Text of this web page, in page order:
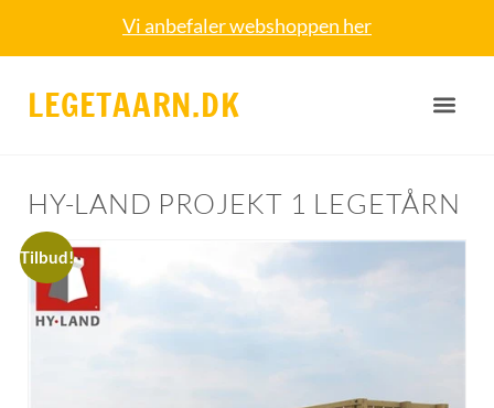
Vi anbefaler webshoppen her
LEGETAARN.DK
HY-LAND PROJEKT 1 LEGETÅRN
Tilbud!